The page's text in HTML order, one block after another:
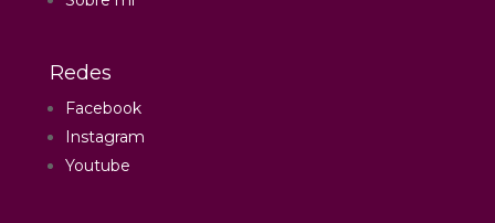
Redes
Facebook
Instagram
Youtube